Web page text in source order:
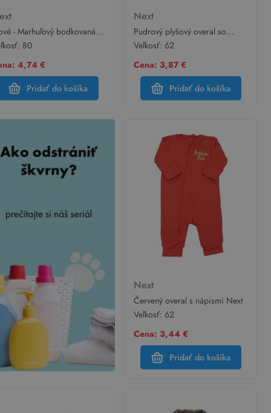
- Marhuľový bodkovaná ý
overal s pandou a
80
4,74 €
Pridať do košíka
Next
Pudrový plyšový overal so
stromky Next
Veľkosť: 62
Cena: 3,87 €
Pridať do košíka
Next
Červený overal s nápismi Next
Veľkosť: 62
Cena: 3,44 €
Pridať do košíka